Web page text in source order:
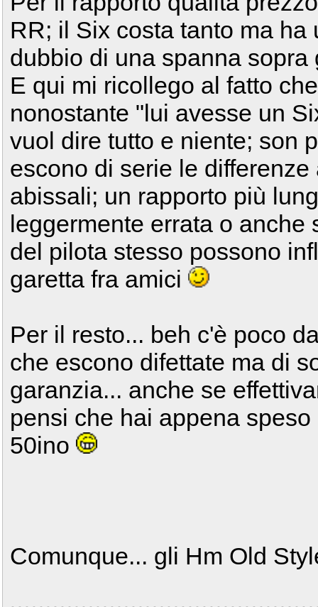
RR; il Six costa tanto ma
dubbio di una spanna sopra
E qui mi ricollego al fatto
nonostante "lui avesse un
vuol dire tutto e niente; son
escono di serie le
abissali; un rapporto più
leggermente errata o anche
del pilota stesso possono
garetta fra amici
Per il resto... beh c'è poco
che escono difettate ma di
garanzia... anche se
pensi che hai appena
50ino
Comunque... gli Hm Old